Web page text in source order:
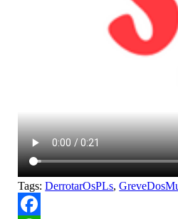
Tags:DerrotarOsPLs,